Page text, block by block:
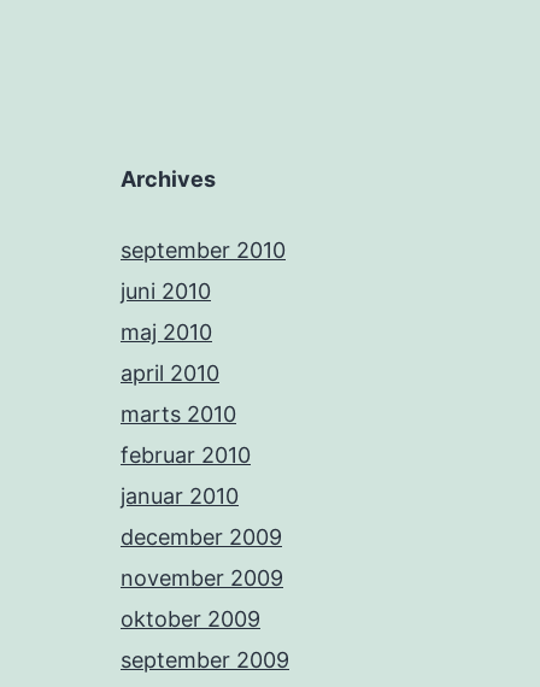
Archives
september 2010
juni 2010
maj 2010
april 2010
marts 2010
februar 2010
januar 2010
december 2009
november 2009
oktober 2009
september 2009